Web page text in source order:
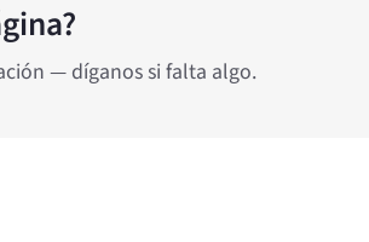
— díganos si falta algo.